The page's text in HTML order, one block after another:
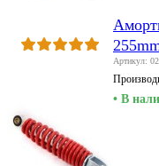
Артикул:
• В